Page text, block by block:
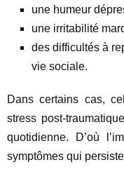
une humeur
une irritabilité
des difficultés à
vie sociale.
Dans certains cas,
stress post-
quotidienne. D’où
symptômes qui